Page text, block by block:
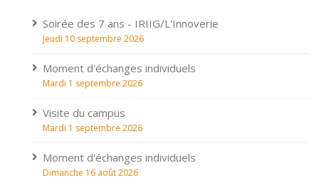
Soirée des 7 ans - IRIIG/L'Innoverie
Jeudi 10 septembre 2026
Moment d'échanges individuels
Mardi 1 septembre 2026
Visite du campus
Mardi 1 septembre 2026
Moment d'échanges individuels
Dimanche 16 août 2026